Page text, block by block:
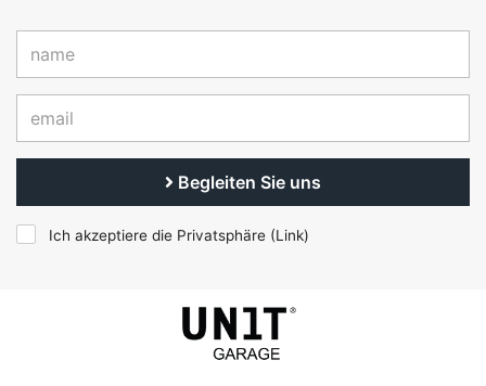
Begleiten Sie uns
Ich akzeptiere die Privatsphäre (Link)